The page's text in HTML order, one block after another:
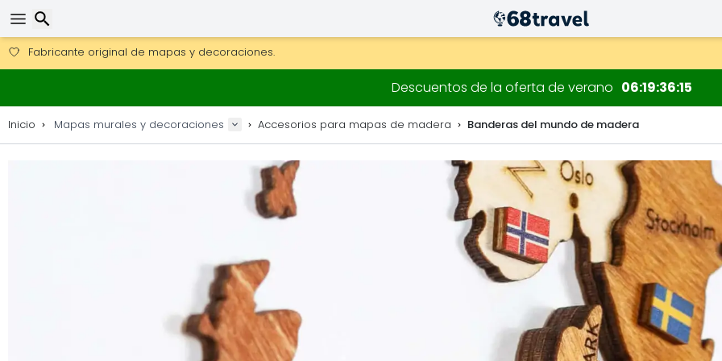
Consigue el envío gratuito en pedidos de más de 250 €.
Envío DHL 1 día disponible.
30 días para devoluciones, 90 días para mapas de madera y decoraciones.Descuentos de la oferta de verano 06193613
Inicio Mapas murales y decoraciones Accesorios para mapas de madera Banderas del mundo de madera
Buscar